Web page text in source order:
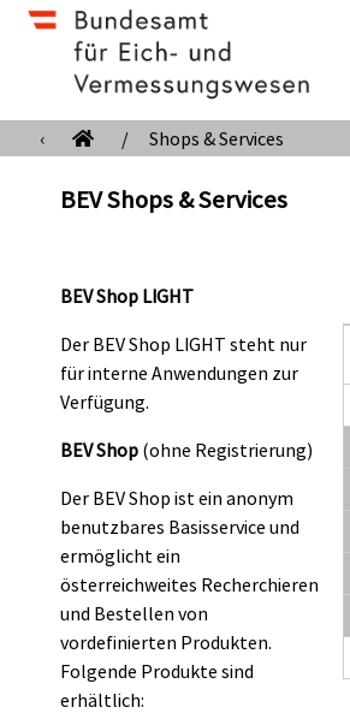
‹ / Shops & Services
BEV Shops & Services
BEV Shop LIGHT
Der BEV Shop LIGHT steht nur
für interne Anwendungen zur
Verfügung.
BEV Shop (ohne Registrierung)
Der BEV Shop ist ein anonym
benutzbares Basisservice und
ermöglicht ein
österreichweites Recherchieren
und Bestellen von
vordefinierten Produkten.
Folgende Produkte sind
erhältlich: